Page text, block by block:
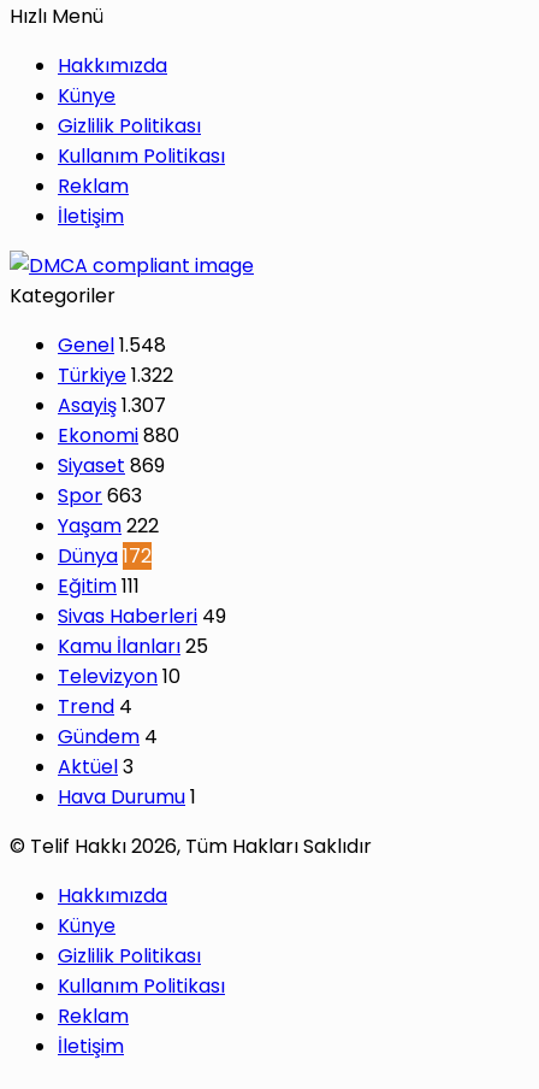
Hızlı Menü
Hakkımızda
Künye
Gizlilik Politikası
Kullanım Politikası
Reklam
İletişim
Kategoriler
Genel1.548
Türkiye1.322
Asayiş1.307
Ekonomi880
Siyaset 869
Spor663
Yaşam222
Dünya172
Eğitim111
Sivas Haberleri 49
Kamu İlanları25
Televizyon10
Trend 4
Gündem 4
Aktüel3
Hava Durumu1
© Telif Hakkı 2026, Tüm Hakları Saklıdır
Hakkımızda
Künye
Gizlilik Politikası
Kullanım Politikası
Reklam
İletişim